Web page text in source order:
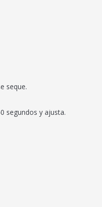
seque.
segundos y ajusta.